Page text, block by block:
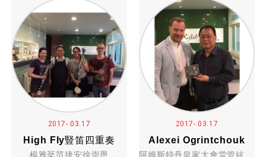
2017-.03.17
High Fly豎笛四重奏
楊雅棻范捷安徐崇恩
2017-.03.17
Alexei Ogrintchouk